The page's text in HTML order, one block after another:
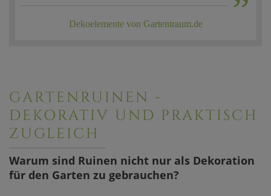
Dekoelemente von Gartentraum.de
GARTENRUINEN -
DEKORATIV UND PRAKTISCH
ZUGLEICH
Warum sind Ruinen nicht nur als Dekoration
für den Garten zu gebrauchen?